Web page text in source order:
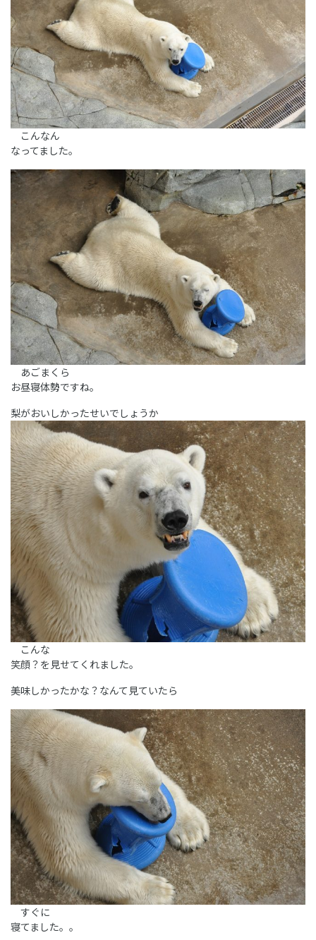
こんなん
なってました。
あごまくら
お昼寝体勢ですね。
梨がおいしかったせいでしょうか
こんな
笑顔？を見せてくれました。
美味しかったかな？なんて見ていたら
すぐに
寝てました。。